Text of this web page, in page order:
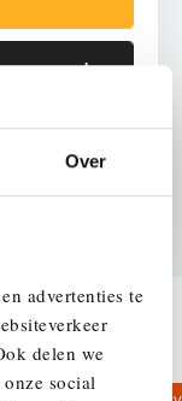
Over
advertenties te
delen we
social